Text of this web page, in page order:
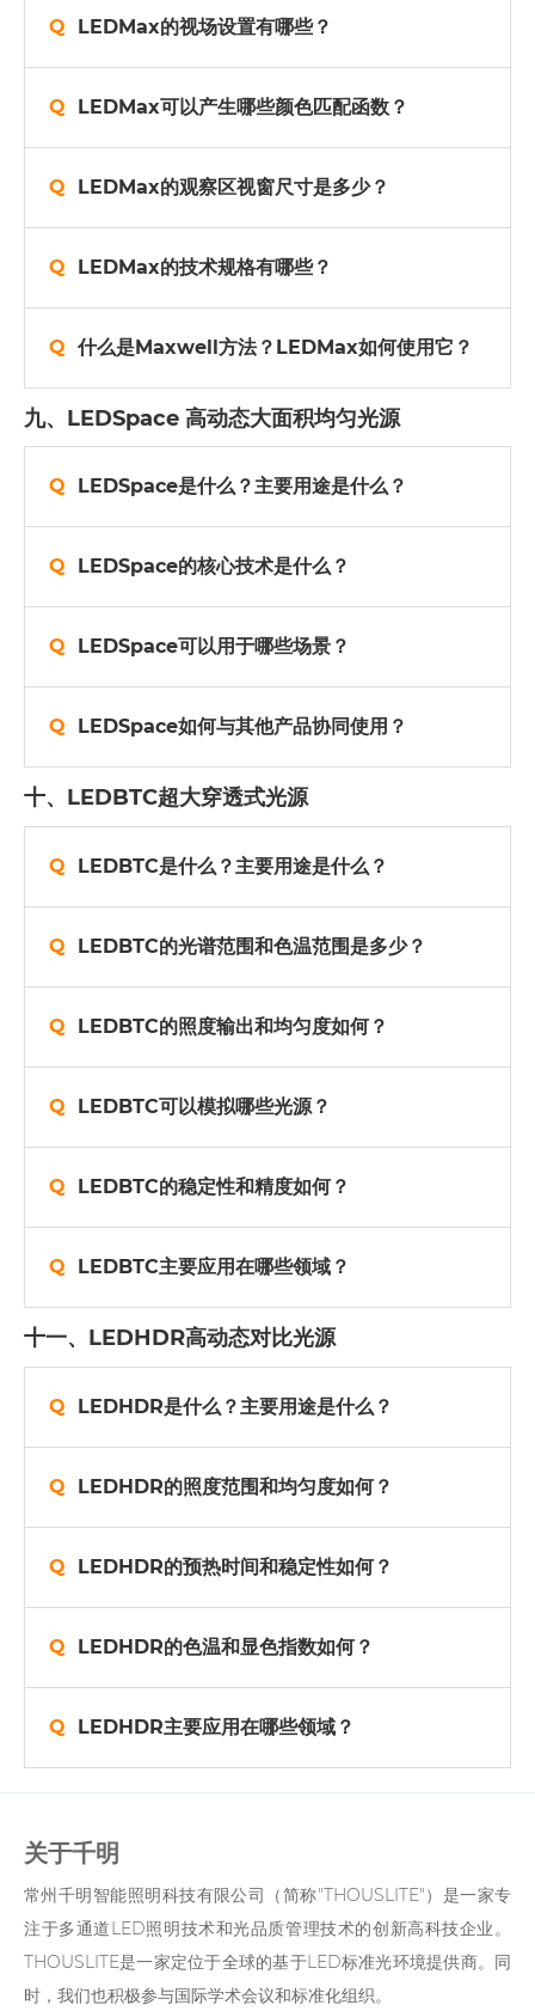
LEDMax的视场设置有哪些？
LEDMax可以产生哪些颜色匹配函数？
LEDMax的观察区视窗尺寸是多少？
LEDMax的技术规格有哪些？
什么是Maxwell方法？LEDMax如何使用它？
九、LEDSpace 高动态大面积均匀光源
LEDSpace是什么？主要用途是什么？
LEDSpace的核心技术是什么？
LEDSpace可以用于哪些场景？
LEDSpace如何与其他产品协同使用？
十、LEDBTC超大穿透式光源
LEDBTC是什么？主要用途是什么？
LEDBTC的光谱范围和色温范围是多少？
LEDBTC的照度输出和均匀度如何？
LEDBTC可以模拟哪些光源？
LEDBTC的稳定性和精度如何？
LEDBTC主要应用在哪些领域？
十一、LEDHDR高动态对比光源
LEDHDR是什么？主要用途是什么？
LEDHDR的照度范围和均匀度如何？
LEDHDR的预热时间和稳定性如何？
LEDHDR的色温和显色指数如何？
LEDHDR主要应用在哪些领域？
关于千明
常州千明智能照明科技有限公司（简称"THOUSLITE"）是一家专
注于多通道LED照明技术和光品质管理技术的创新高科技企业。
THOUSLITE是一家定位于全球的基于LED标准光环境提供商。同
时，我们也积极参与国际学术会议和标准化组织。